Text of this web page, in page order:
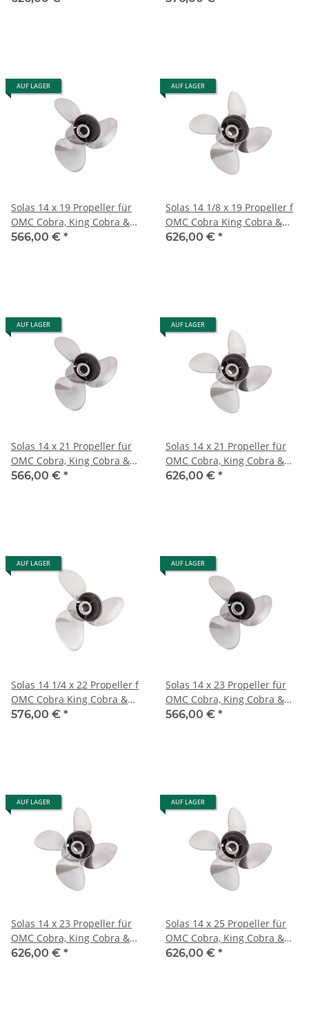
AUF LAGER
Solas 14 x 19 Propeller für
OMC Cobra, King Cobra &
Model 800 '91-'94 Edelstahl
566,00 € *
AUF LAGER
Solas 14 1/8 x 19 Propeller f
OMC Cobra King Cobra &
Model 800 4 Blatt Edelstahl
626,00 € *
AUF LAGER
Solas 14 x 21 Propeller für
OMC Cobra, King Cobra &
Model 800 '91-'94 Edelstahl
566,00 € *
AUF LAGER
Solas 14 x 21 Propeller für
OMC Cobra, King Cobra &
Model 800 4 Blatt Edelstahl
626,00 € *
AUF LAGER
Solas 14 1/4 x 22 Propeller f
OMC Cobra King Cobra &
Model 800 '91-'94 Edelstahl
576,00 € *
AUF LAGER
Solas 14 x 23 Propeller für
OMC Cobra, King Cobra &
Model 800 '91-'94 Edelstahl
566,00 € *
AUF LAGER
Solas 14 x 23 Propeller für
OMC Cobra, King Cobra &
Model 800 4 Blatt Edelstahl
626,00 € *
AUF LAGER
Solas 14 x 25 Propeller für
OMC Cobra, King Cobra &
Model 800 4 Blatt Edelstahl
626,00 € *